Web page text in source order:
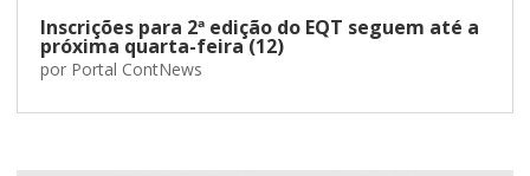
Inscrições para 2ª edição do EQT seguem até a
próxima quarta-feira (12)
por Portal ContNews